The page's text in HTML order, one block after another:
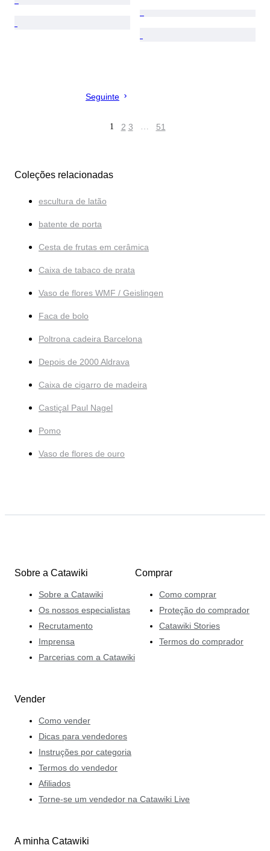
Seguinte
1 2 3 … 51
Coleções relacionadas
escultura de latão
batente de porta
Cesta de frutas em cerâmica
Caixa de tabaco de prata
Vaso de flores WMF / Geislingen
Faca de bolo
Poltrona cadeira Barcelona
Depois de 2000 Aldrava
Caixa de cigarro de madeira
Castiçal Paul Nagel
Pomo
Vaso de flores de ouro
Sobre a Catawiki
Sobre a Catawiki
Os nossos especialistas
Recrutamento
Imprensa
Parcerias com a Catawiki
Comprar
Como comprar
Proteção do comprador
Catawiki Stories
Termos do comprador
Vender
Como vender
Dicas para vendedores
Instruções por categoria
Termos do vendedor
Afiliados
Torne-se um vendedor na Catawiki Live
A minha Catawiki